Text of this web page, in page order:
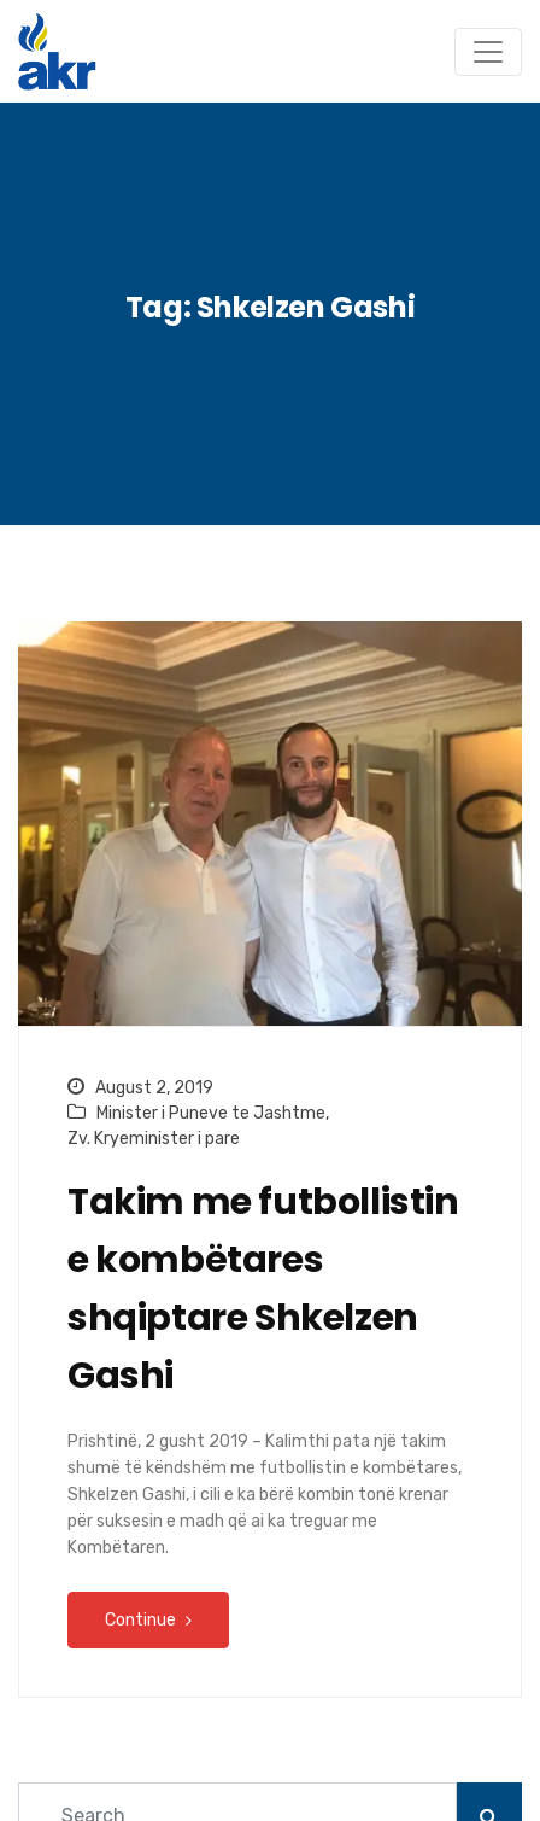
Tag:Shkelzen Gashi
August 2, 2019
Minister i Puneve te Jashtme,
Zv. Kryeminister i pare
Takim me futbollistin
e kombëtares
shqiptare Shkelzen
Gashi
Prishtinë, 2 gusht 2019 – Kalimthi pata një takim
shumë të këndshëm me futbollistin e kombëtares,
Shkelzen Gashi, i cili e ka bërë kombin tonë krenar
për suksesin e madh që ai ka treguar me
Kombëtaren.
Continue